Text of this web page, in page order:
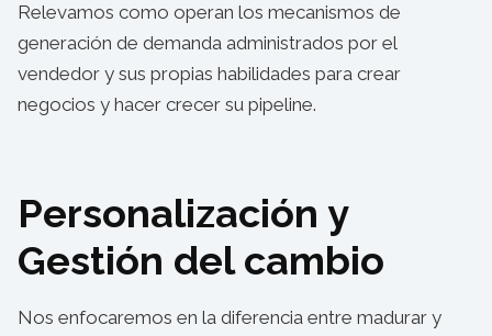
Relevamos como operan los mecanismos de
generación de demanda administrados por el
vendedor y sus propias habilidades para crear
negocios y hacer crecer su pipeline.
Personalización y
Gestión del cambio
Nos enfocaremos en la diferencia entre madurar y